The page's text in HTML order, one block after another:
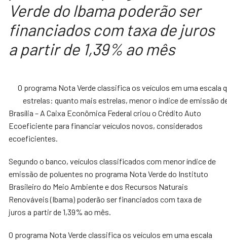
Verde do Ibama poderão ser
financiados com taxa de juros
a partir de 1,39% ao mês
O programa Nota Verde classifica os veículos em uma escala
estrelas: quanto mais estrelas, menor o índice de emissão
Brasília – A Caixa Econômica Federal criou o Crédito Auto
Ecoeficiente para financiar veículos novos, considerados
ecoeficientes.
Segundo o banco, veículos classificados com menor índice de
emissão de poluentes no programa Nota Verde do Instituto
Brasileiro do Meio Ambiente e dos Recursos Naturais
Renováveis (Ibama) poderão ser financiados com taxa de
juros a partir de 1,39% ao mês.
O programa Nota Verde classifica os veículos em uma escala